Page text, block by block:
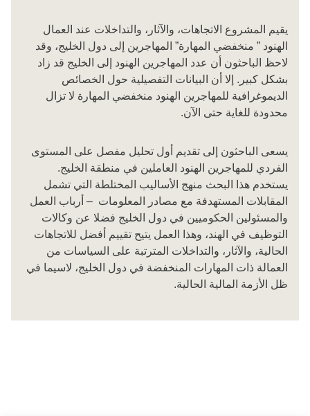
يقيم المشروع الاتجاهات، والآثار، والتداخلات عند العمال
الهنود ” منخفضي المهارة” المهاجرين إلى دول الخليج، وقد
لاحظ الباحثون أن عدد المهاجرين الهنود إلى الخليج قد زاد
بشكل كبير. إلا أن البيانات التفصيلية حول الخصائص
الديموغرافية للمهاجرين الهنود منخفضي المهارة لا تزال
محدودة للغاية حتى الآن.
يسعى الباحثون إلى تقديم أول تحليل مفصل على المستوى
الفردي للمهاجرين الهنود العاملين في منطقة الخليج.
يستخدم هذا البحث منهج الأساليب المختلطة التي تشمل
المقابلات المستهدفة مع مصادر المعلومات – أرباب العمل
والمسئولين الحكوميين في دول الخليج فضلا عن وكالات
التوظيف في الهند، وهذا العمل يتيح تقييم أفضل للاتجاهات
الحالية، والآثار، والتداخلات المترتبة على السياسات من
العمالة ذات المهارات المنخفضة في دول الخليج، لاسيما في
ظل الأزمة المالية الحالية.